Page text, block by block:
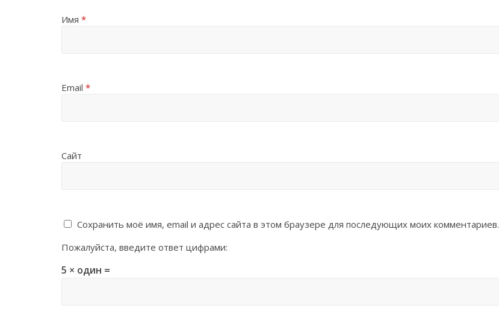
Имя *
Email *
Сайт
Сохранить моё имя, email и адрес сайта в этом браузере для последующих моих комментариев.
Пожалуйста, введите ответ цифрами:
5 × один =